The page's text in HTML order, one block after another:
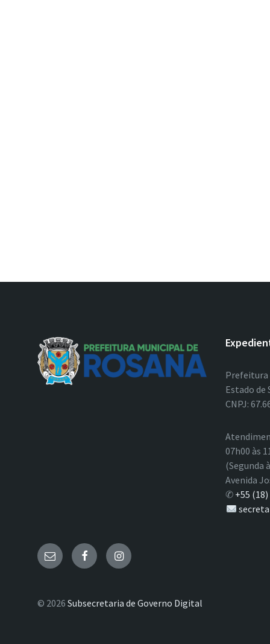
Prefeitura
Estado de
CNPJ:
07h00 às
(Segunda
Avenida
✆ +55
E- FacebookInstagram
© 2026 Subsecretaria de Governo Digital